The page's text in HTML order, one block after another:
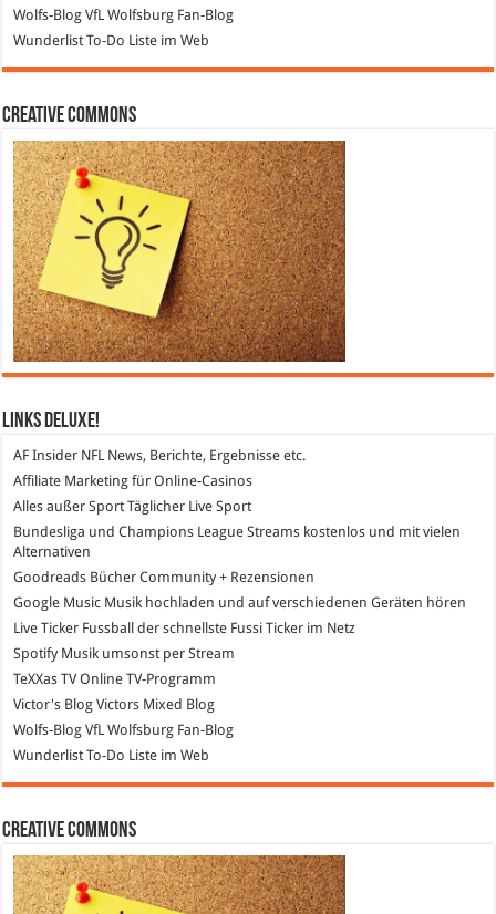
Wolfs-Blog VfL Wolfsburg Fan-Blog
WunderlistTo-Do Liste im Web
Creative Commons
Links DeLuXe!
AF Insider NFL News, Berichte, Ergebnisse etc.
Affiliate Marketing für Online-Casinos
Alles außer Sport Täglicher Live Sport
Bundesliga und Champions League Streams kostenlos und mit vielen
Alternativen
Goodreads Bücher Community + Rezensionen
Google Music Musik hochladen und auf verschiedenen Geräten hören
Live Ticker Fussball
der schnellste Fussi Ticker im Netz
SpotifyMusik umsonst per Stream
TeXXas TVOnline TV-Programm
Victor's Blog Victors Mixed Blog
Wolfs-Blog VfL Wolfsburg Fan-Blog
Wunderlist To-Do Liste im Web
Creative Commons